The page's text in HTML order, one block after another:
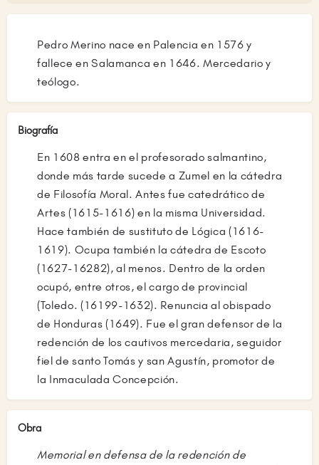
Pedro Merino nace en Palencia en 1576 y
fallece en Salamanca en 1646. Mercedario y
teólogo.
Biografía
En 1608 entra en el profesorado salmantino,
donde más tarde sucede a Zumel en la cátedra
de Filosofía Moral. Antes fue catedrático de
Artes (1615-1616) en la misma Universidad.
Hace también de sustituto de Lógica (1616-
1619). Ocupa también la cátedra de Escoto
(1627-16282), al menos. Dentro de la orden
ocupó, entre otros, el cargo de provincial
(Toledo. (16199-1632). Renuncia al obispado
de Honduras (1649). Fue el gran defensor de la
redención de los cautivos mercedaria, seguidor
fiel de santo Tomás y san Agustín, promotor de
la Inmaculada Concepción.
Obra
Memorial en defensa de la redención de